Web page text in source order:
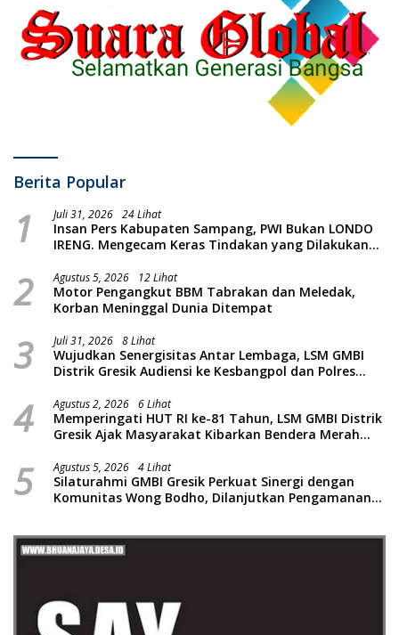
Berita Popular
1 Juli 31, 2026 24 Lihat
Insan Pers Kabupaten Sampang, PWI Bukan LONDO
IRENG. Mengecam Keras Tindakan yang Dilakukan
2 Agustus 5, 2026 12 Lihat
Motor Pengangkut BBM Tabrakan dan Meledak,
Korban Meninggal Dunia Ditempat
3 Juli 31, 2026 8 Lihat
Wujudkan Senergisitas Antar Lembaga, LSM GMBI
Distrik Gresik Audiensi ke Kesbangpol dan Polres
Piatu
4 Agustus 2, 2026 6 Lihat
Memperingati HUT RI ke-81 Tahun, LSM GMBI Distrik
Gresik Ajak Masyarakat Kibarkan Bendera Merah
5 Agustus 5, 2026 4 Lihat
Silaturahmi GMBI Gresik Perkuat Sinergi dengan
Komunitas Wong Bodho, Dilanjutkan Pengamanan